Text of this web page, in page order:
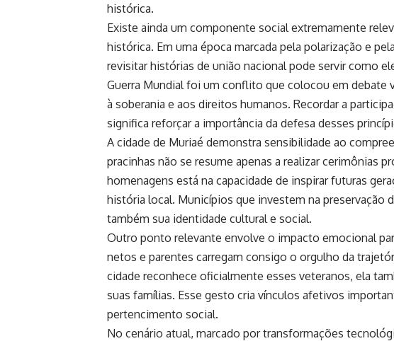
histórica.
Existe ainda um componente social extremamente
histórica. Em uma época marcada pela polarização e
revisitar histórias de união nacional pode servir como
Guerra Mundial foi um conflito que colocou em debate
à soberania e aos direitos humanos. Recordar a
significa reforçar a importância da defesa desses
A cidade de Muriaé demonstra sensibilidade ao
pracinhas não se resume apenas a realizar cerimônias
homenagens está na capacidade de inspirar futuras
história local. Municípios que investem na preservação
também sua identidade cultural e social.
Outro ponto relevante envolve o impacto emocional
netos e parentes carregam consigo o orgulho da
cidade reconhece oficialmente esses veteranos, ela
suas famílias. Esse gesto cria vínculos afetivos
pertencimento social.
No cenário atual, marcado por transformações